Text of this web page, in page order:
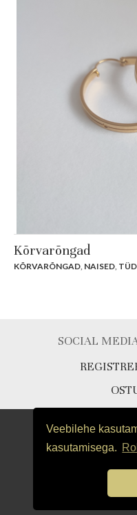
Veebilehe
kasutamisega.
Kõrvarõngad
KÕRVARÕNGAD NAISED
SOCIAL